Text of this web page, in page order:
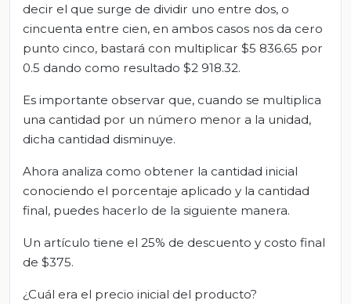
decir el que surge de dividir uno entre dos, o
cincuenta entre cien, en ambos casos nos da cero
punto cinco, bastará con multiplicar $5 836.65 por
0.5 dando como resultado $2 918.32.
Es importante observar que, cuando se multiplica
una cantidad por un número menor a la unidad,
dicha cantidad disminuye.
Ahora analiza como obtener la cantidad inicial
conociendo el porcentaje aplicado y la cantidad
final, puedes hacerlo de la siguiente manera.
Un artículo tiene el 25% de descuento y costo final
de $375.
¿Cuál era el precio inicial del producto?